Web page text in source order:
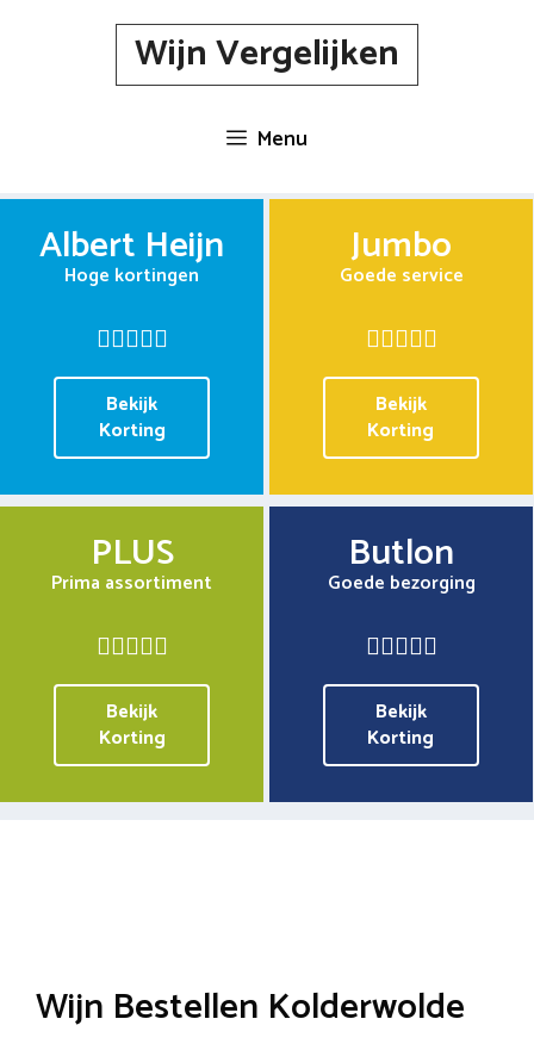
Wijn Vergelijken
Menu
Albert Heijn
Hoge kortingen
Bekijk
Korting
Jumbo
Goede service
Bekijk
Korting
PLUS
Prima assortiment
Bekijk
Korting
Butlon
Goede bezorging
Bekijk
Korting
Wijn Bestellen Kolderwolde